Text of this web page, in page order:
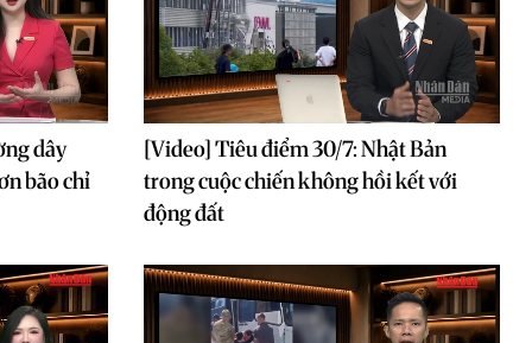
dây
bão chỉ
[Video] Tiêu điểm 30/7: Nhật Bản
trong cuộc chiến không hồi kết với
động đất